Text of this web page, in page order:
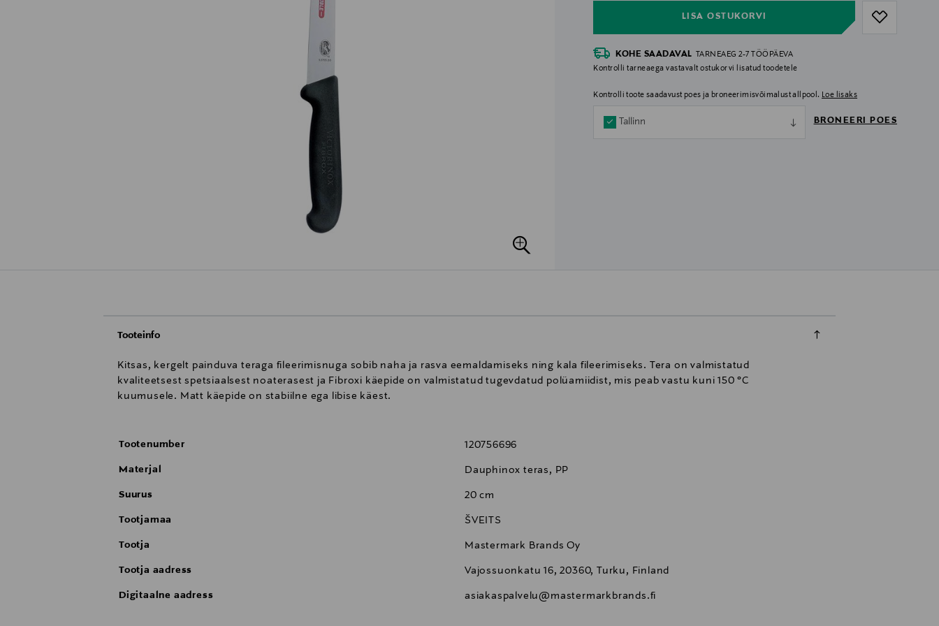
LISA OSTUKORVI
KOHE SAADAVAL TARNEAEG 2-7 TÖÖPÄEVA
Kontrolli tarneaega vastavalt ostukorvi lisatud toodetele
Kontrolli toote saadavust poes ja broneerimisvõimalust allpool. Loe lisaks
Tallinn BRONEERI POES
Tooteinfo
Kitsas, kergelt painduva teraga fileerimisnuga sobib naha ja rasva eemaldamiseks ning kala fileerimiseks. Tera on valmistatud
kvaliteetsest spetsiaalsest noaterasest ja Fibroxi käepide on valmistatud tugevdatud polüamiidist, mis peab vastu kuni 150 °C
kuumusele. Matt käepide on stabiilne ega libise käest.
Tootenumber 120756696
Materjal Dauphinox teras, PP
Suurus 20 cm
Tootjamaa ŠVEITS
Tootja Mastermark Brands Oy
Tootja aadress Vajossuonkatu 16, 20360, Turku, Finland
Digitaalne aadress asiakaspalvelu@mastermarkbrands.fi